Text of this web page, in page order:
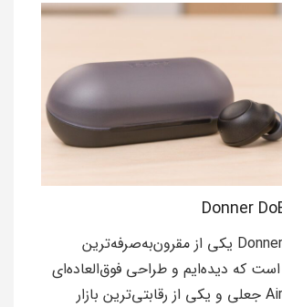
Donner DoBuds One یکی از مقرون‌به‌صرفه‌ترین
مدل‌های ANC است که دیده‌ایم و طراحی فوق‌العاده‌ای
به سبک AirPods جعلی و یکی از رقابتی‌ترین بازار